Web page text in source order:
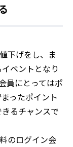
下げをし、ま
ベントとなり
員にとってはポ
ったポイント
るチャンスで
のログイン会